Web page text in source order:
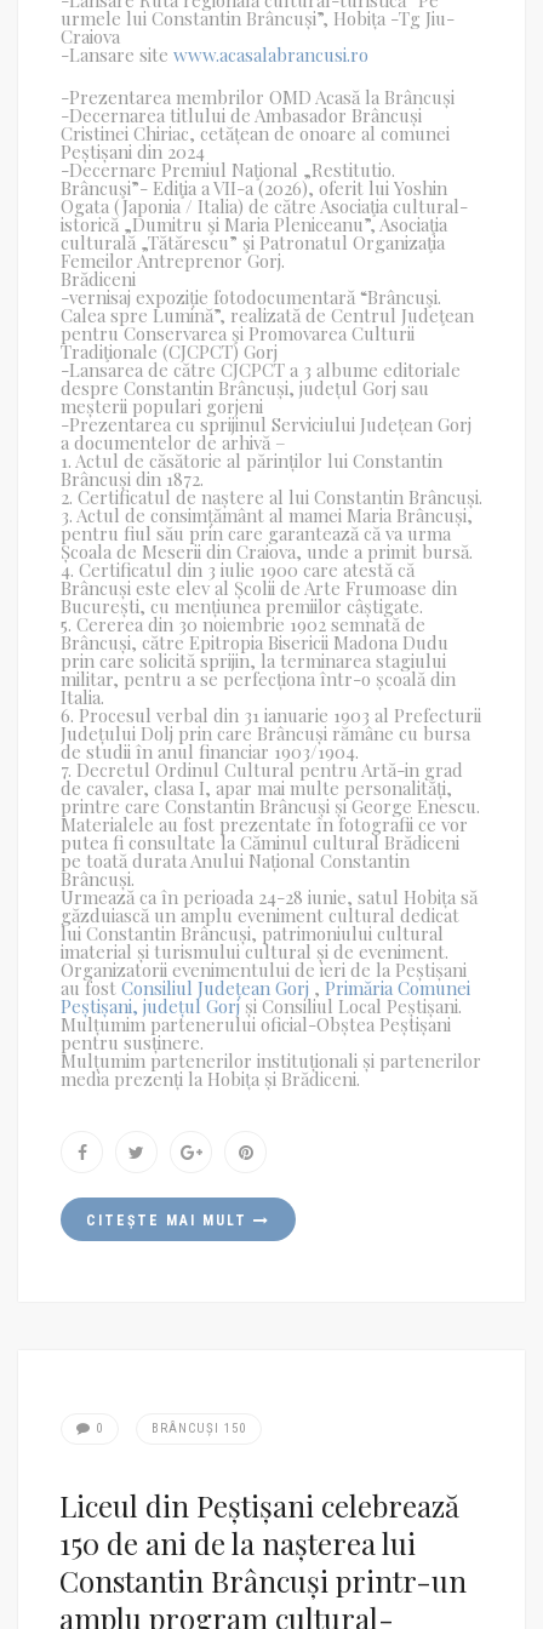
urmele lui Constantin Brâncuși”, Hobița -Tg Jiu-
Craiova
-Lansare site www.acasalabrancusi.ro
-Prezentarea membrilor OMD Acasă la Brâncuși
-Decernarea titlului de Ambasador Brâncuși
Cristinei Chiriac, cetățean de onoare al comunei
Peștișani din 2024
-Decernare Premiul Naţional „Restitutio.
Brâncuşi”- Ediţia a VII-a (2026), oferit lui Yoshin
Ogata (Japonia / Italia) de către Asociaţia cultural-
istorică „Dumitru şi Maria Pleniceanu”, Asociaţia
culturală „Tătărescu” şi Patronatul Organizaţia
Femeilor Antreprenor Gorj.
Brădiceni
-vernisaj expoziție fotodocumentară “Brâncuşi.
Calea spre Lumină”, realizată de Centrul Judeţean
pentru Conservarea şi Promovarea Culturii
Tradiţionale (CJCPCT) Gorj
-Lansarea de către CJCPCT a 3 albume editoriale
despre Constantin Brâncuși, județul Gorj sau
meșterii populari gorjeni
-Prezentarea cu sprijinul Serviciului Județean Gorj
a documentelor de arhivă –
1. Actul de căsătorie al părinților lui Constantin
Brâncuși din 1872.
2. Certificatul de naștere al lui Constantin Brâncuși.
3. Actul de consimțământ al mamei Maria Brâncuși,
pentru fiul său prin care garantează că va urma
Școala de Meserii din Craiova, unde a primit bursă.
4. Certificatul din 3 iulie 1900 care atestă că
Brâncuși este elev al Școlii de Arte Frumoase din
București, cu mențiunea premiilor câștigate.
5. Cererea din 30 noiembrie 1902 semnată de
Brâncuși, către Epitropia Bisericii Madona Dudu
prin care solicită sprijin, la terminarea stagiului
militar, pentru a se perfecționa într-o școală din
Italia.
6. Procesul verbal din 31 ianuarie 1903 al Prefecturii
Județului Dolj prin care Brâncuși rămâne cu bursa
de studii în anul financiar 1903/1904.
7. Decretul Ordinul Cultural pentru Artă-in grad
de cavaler, clasa I, apar mai multe personalități,
printre care Constantin Brâncuși și George Enescu.
Materialele au fost prezentate în fotografii ce vor
putea fi consultate la Căminul cultural Brădiceni
pe toată durata Anului Național Constantin
Brâncuși.
Urmează ca în perioada 24-28 iunie, satul Hobița să
găzduiască un amplu eveniment cultural dedicat
lui Constantin Brâncuși, patrimoniului cultural
imaterial și turismului cultural și de eveniment.
Organizatorii evenimentului de ieri de la Peștișani
au fost Consiliul Județean Gorj , Primăria Comunei
Peștișani, județul Gorjși Consiliul Local Peștișani.
Mulțumim partenerului oficial-Obștea Peștișani
pentru susținere.
Mulțumim partenerilor instituționali și partenerilor
media prezenți la Hobița și Brădiceni.
CITEȘTE MAI MULT
0 BRÂNCUȘI 150
Liceul din Peștișani celebrează
150 de ani de la nașterea lui
Constantin Brâncuși printr-un
amplu program cultural-